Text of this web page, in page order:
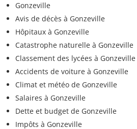
Gonzeville
Avis de décès à Gonzeville
Hôpitaux à Gonzeville
Catastrophe naturelle à Gonzeville
Classement des lycées à Gonzeville
Accidents de voiture à Gonzeville
Climat et météo de Gonzeville
Salaires à Gonzeville
Dette et budget de Gonzeville
Impôts à Gonzeville